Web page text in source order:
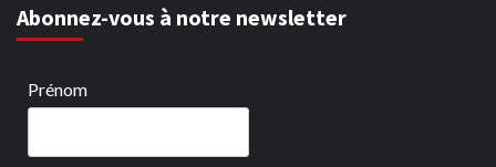
Abonnez-vous à notre newsletter
Prénom